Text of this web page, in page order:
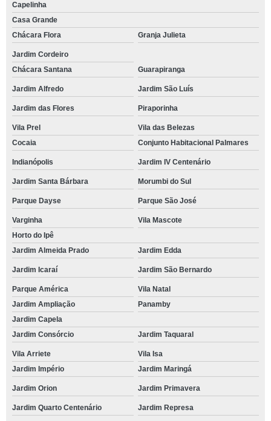
Capelinha
Casa Grande
Chácara Flora
Granja Julieta
Jardim Cordeiro
Chácara Santana
Guarapiranga
Jardim Alfredo Jardim São Luís
Jardim das Flores Piraporinha
Vila Prel
Vila das Belezas
Cocaia
Conjunto Habitacional Palmares
Indianópolis Jardim IV Centenário
Jardim Santa Bárbara Morumbi do Sul
Parque Dayse Parque São José
Varginha
Vila Mascote
Horto do Ipê
Jardim Almeida Prado
Jardim Edda
Jardim Icaraí Jardim São Bernardo
Parque América
Vila Natal
Jardim Ampliação
Panamby
Jardim Capela
Jardim Consórcio
Jardim Taquaral
Vila Arriete
Vila Isa
Jardim Império
Jardim Maringá
Jardim Orion Jardim Primavera
Jardim Quarto Centenário Jardim Represa